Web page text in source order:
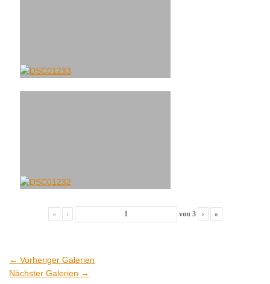
« ‹ von 3 › »
← Vorheriger Galerien
Nächster Galerien →